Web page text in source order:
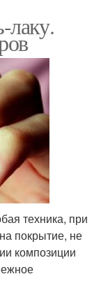
лаку.
техника, при
покрытие, не
композиции